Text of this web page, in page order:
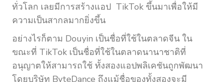
ทั่วโลก เลยมีการสร้างแอป TikTok ขึ้นมาเพื่อให้มี
ความเป็นสากลมากยิ่งขึ้น
อย่างไรก็ตาม Douyin เป็นชื่อที่ใช้ในตลาดจีน ใน
ขณะที่ TikTok เป็นชื่อที่ใช้ในตลาดนานาชาติที่
อนุญาตให้สามารถใช้ ทั้งสองแอปพลิเคชันถูกพัฒนา
โดยบริษัท ByteDance ถึงแม้ชื่อของทั้งสองจะมี